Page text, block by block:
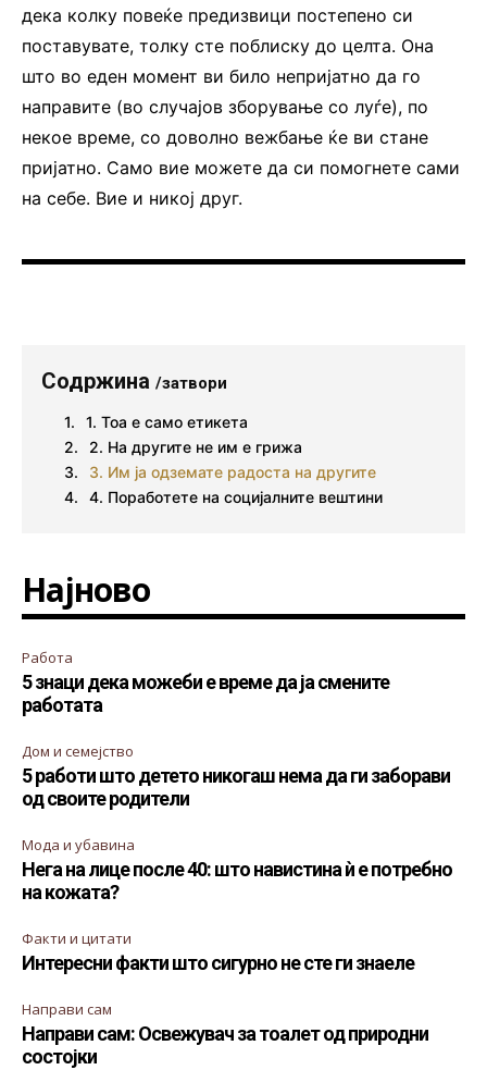
дека колку повеќе предизвици постепено си
поставувате, толку сте поблиску до целта. Она
што во еден момент ви било непријатно да го
направите (во случајов зборување со луѓе), по
некое време, со доволно вежбање ќе ви стане
пријатно. Само вие можете да си помогнете сами
на себе. Вие и никој друг.
Содржина /затвори
1. Тоа е само етикета
2. На другите не им е грижа
3. Им ја одземате радоста на другите
4. Поработете на социјалните вештини
Најново
Работа
5 знаци дека можеби е време да ја смените
работата
Дом и семејство
5 работи што детето никогаш нема да ги заборави
од своите родители
Мода и убавина
Нега на лице после 40: што навистина ѝ е потребно
на кожата?
Факти и цитати
Интересни факти што сигурно не сте ги знаеле
Направи сам
Направи сам: Освежувач за тоалет од природни
состојки